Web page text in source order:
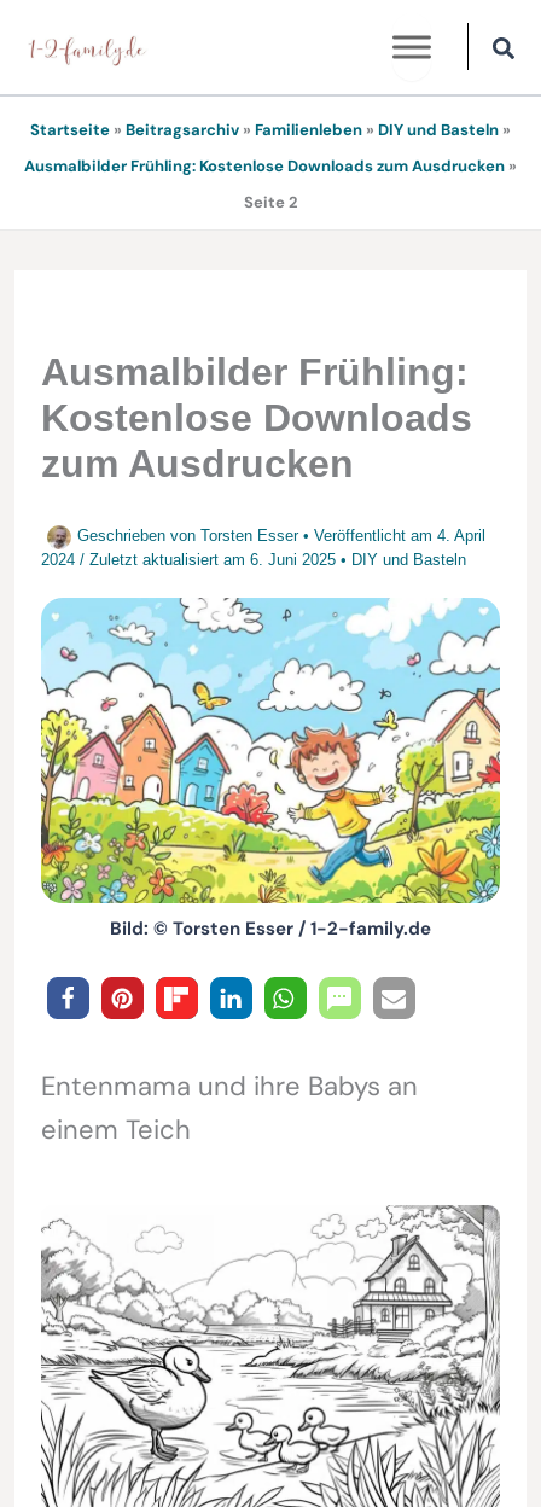
Inhalt
springen
Startseite » Beitragsarchiv » Familienleben » DIY und Basteln »
Ausmalbilder Frühling: Kostenlose Downloads zum Ausdrucken »
Seite 2
Ausmalbilder Frühling:
Kostenlose Downloads
zum Ausdrucken
Geschrieben von Torsten Esser • Veröffentlicht am 4. April
2024 / Zuletzt aktualisiert am 6. Juni 2025• DIY und Basteln
Bild: © Torsten Esser / 1-2-family.de
Entenmama und ihre Babys an
einem Teich